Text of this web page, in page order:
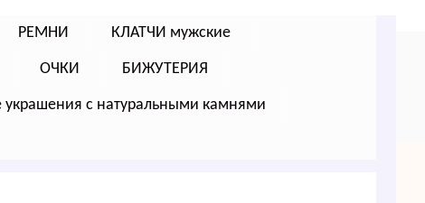
РЕМНИ КЛАТЧИ мужские
ОЧКИ БИЖУТЕРИЯ
украшения с натуральными камнями